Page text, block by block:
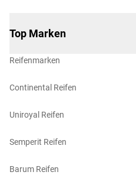
Top Marken
Reifenmarken
Continental Reifen
Uniroyal Reifen
Semperit Reifen
Barum Reifen